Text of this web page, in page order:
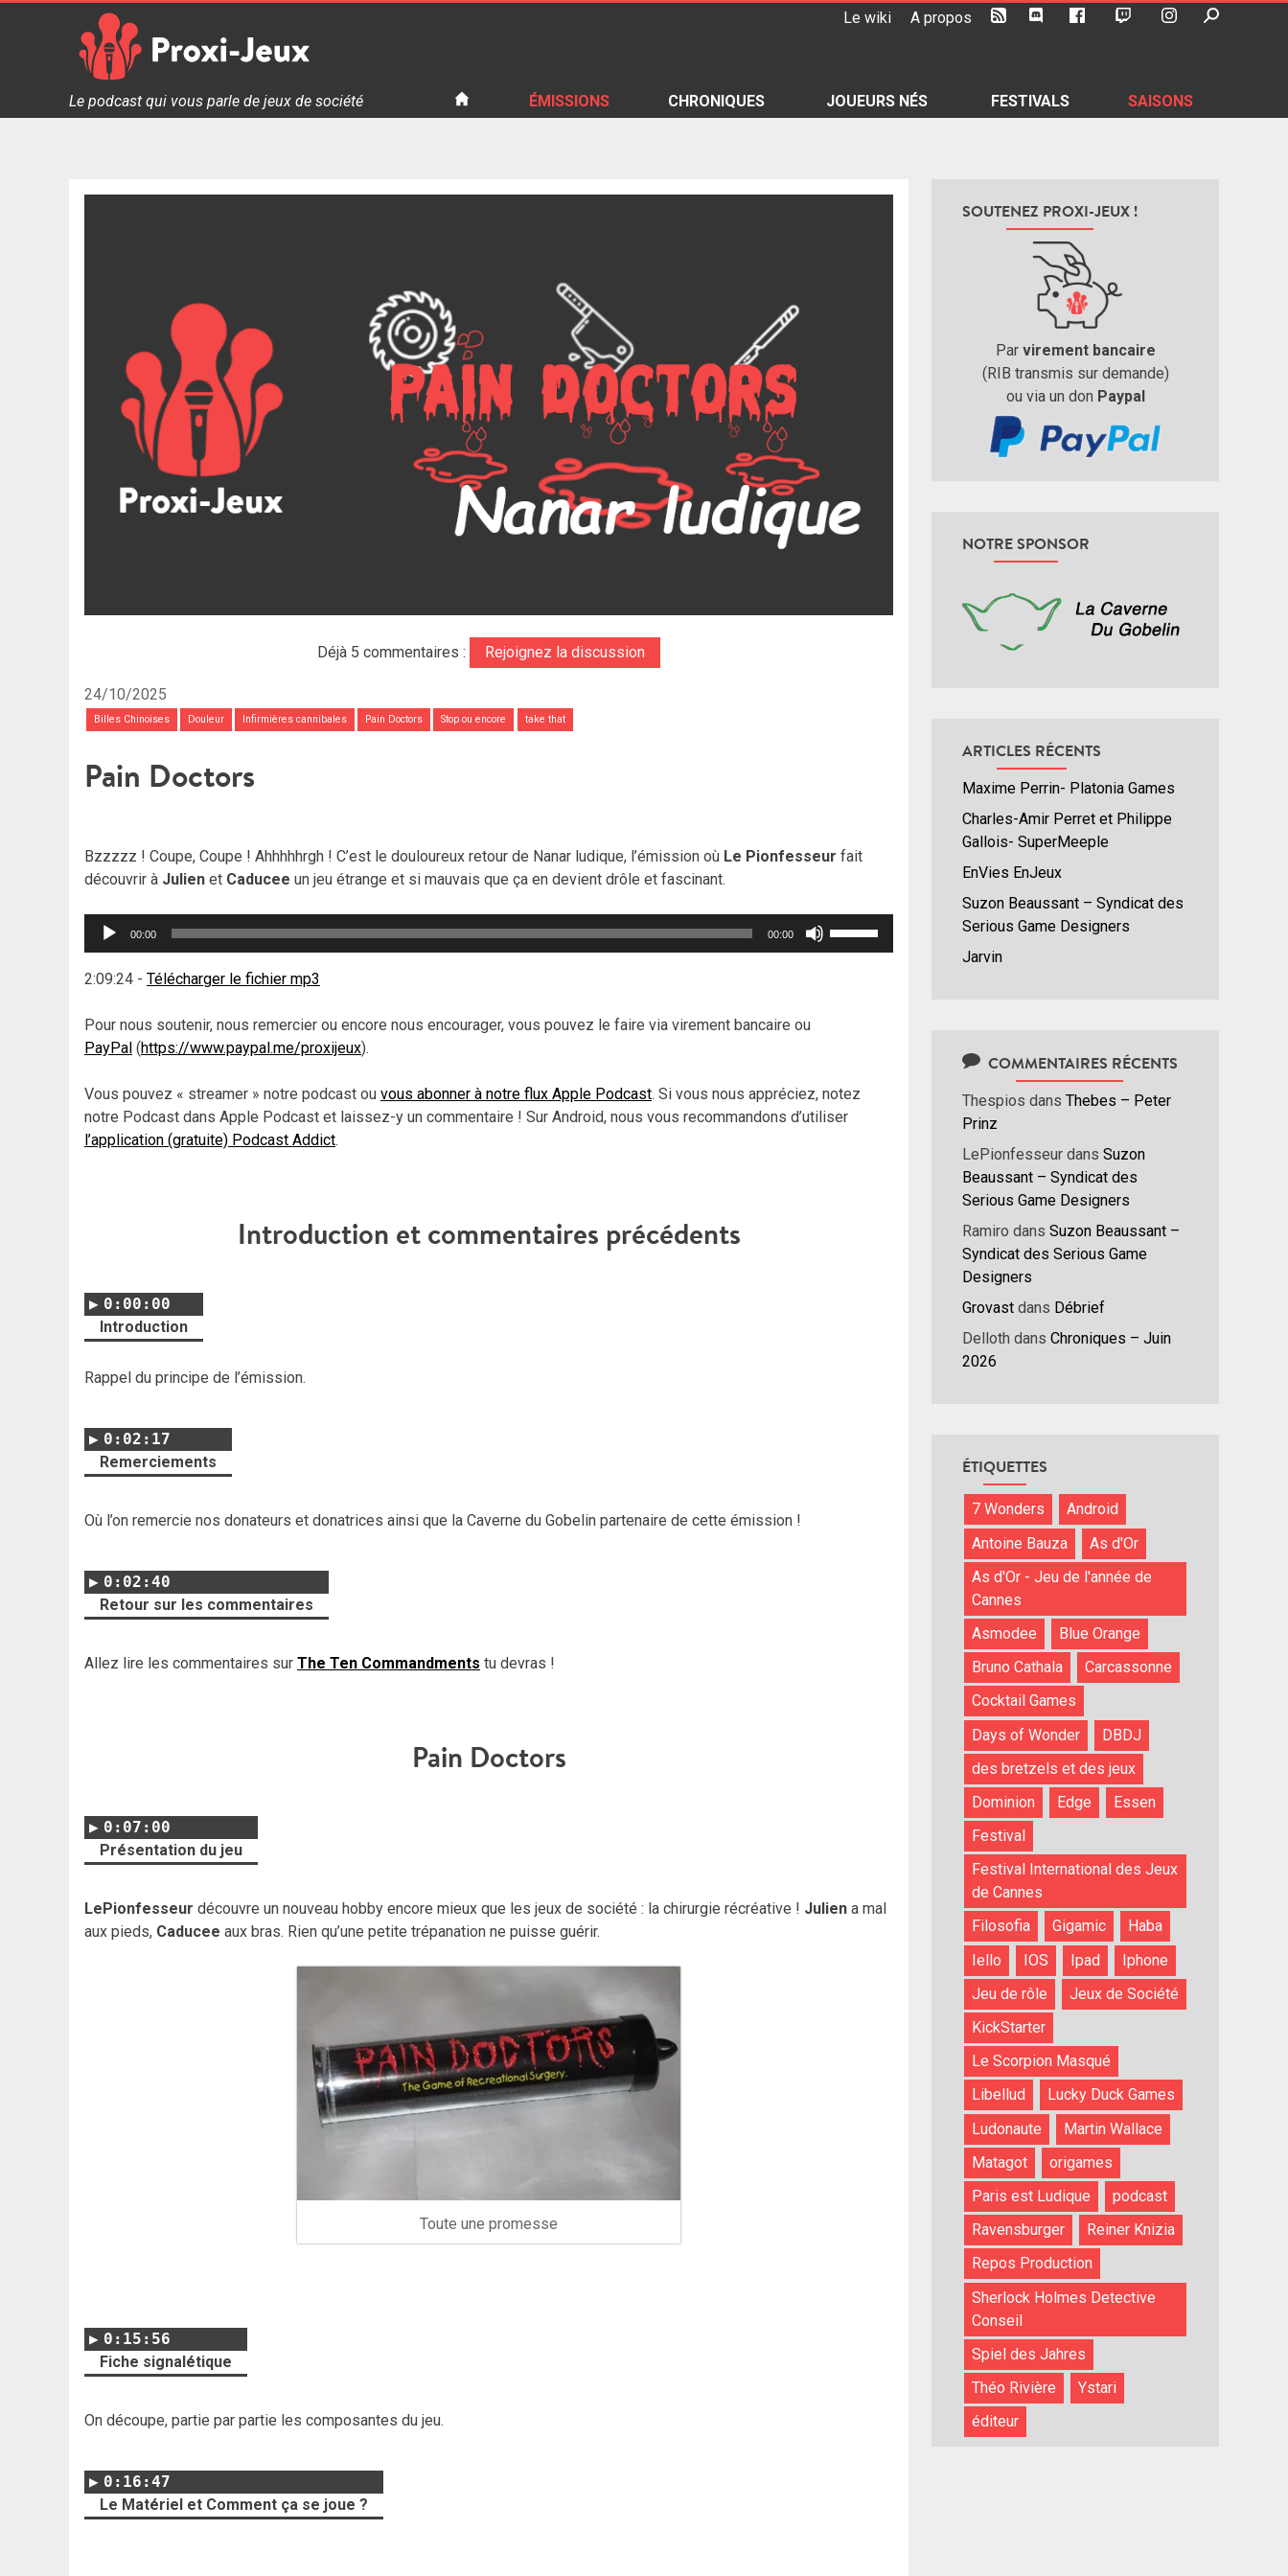
Le wiki A propos
Proxi Jeux - Le podcast qui vous parle de jeux de société
Le podcast qui vous parle de jeux de société ÉMISSIONS CHRONIQUES JOUEURS NÉS FESTIVALS SAISONS
Déjà 5 commentaires : Rejoignez la discussion
24/10/2025
Billes Chinoises Douleur Infirmières cannibales Pain Doctors Stop ou encore take that
Pain Doctors
Bzzzzz ! Coupe, Coupe ! Ahhhhhrgh ! C’est le douloureux retour de Nanar ludique, l’émission où Le Pionfesseur fait
découvrir à Julien et Caducee un jeu étrange et si mauvais que ça en devient drôle et fascinant.
Lecteur
00:00 00:00
diminuer
2:09:24 - Télécharger le fichier mp3
Pour nous soutenir, nous remercier ou encore nous encourager, vous pouvez le faire via virement bancaire ou
PayPal (https://www.paypal.me/proxijeux).
Vous pouvez « streamer » notre podcast ou vous abonner à notre flux Apple Podcast. Si vous nous appréciez, notez
notre Podcast dans Apple Podcast et laissez-y un commentaire ! Sur Android, nous vous recommandons d’utiliser
l’application (gratuite) Podcast Addict.
Introduction et commentaires précédents
0:00:00
Introduction
Rappel du principe de l’émission.
0:02:17
Remerciements
Où l’on remercie nos donateurs et donatrices ainsi que la Caverne du Gobelin partenaire de cette émission !
0:02:40
Retour sur les commentaires
Allez lire les commentaires sur The Ten Commandments tu devras !
Pain Doctors
0:07:00
Présentation du jeu
LePionfesseur découvre un nouveau hobby encore mieux que les jeux de société : la chirurgie récréative ! Julien a mal
aux pieds, Caducee aux bras. Rien qu’une petite trépanation ne puisse guérir.
Toute une promesse
0:15:56
Fiche signalétique
On découpe, partie par partie les composantes du jeu.
0:16:47
Le Matériel et Comment ça se joue ?
SOUTENEZ PROXI-JEUX !
Par virement bancaire
(RIB transmis sur demande)
ou via un don Paypal
NOTRE SPONSOR
ARTICLES RÉCENTS
Maxime Perrin- Platonia Games
Charles-Amir Perret et Philippe
Gallois- SuperMeeple
EnVies EnJeux
Suzon Beaussant – Syndicat des
Serious Game Designers
Jarvin
COMMENTAIRES RÉCENTS
Thespios dans Thebes – Peter
Prinz
LePionfesseur dans Suzon
Beaussant – Syndicat des
Serious Game Designers
Ramiro dans Suzon Beaussant –
Syndicat des Serious Game
Designers
Grovast dans Débrief
Delloth dans Chroniques – Juin
2026
ÉTIQUETTES
7 Wonders
Android
Antoine Bauza
As d'Or
As d'Or - Jeu de l'année de
Cannes
Asmodee
Blue Orange
Bruno Cathala
Carcassonne
Cocktail Games
Days of Wonder
DBDJ
des bretzels et des jeux
Dominion
Edge
Essen
Festival
Festival International des Jeux
de Cannes
Filosofia
Gigamic
Haba
Iello
IOS Ipad
Iphone
Jeu de rôle
Jeux de Société
KickStarter
Le Scorpion Masqué
Libellud
Lucky Duck Games
Ludonaute
Martin Wallace
Matagot
origames
Paris est Ludique
podcast
Ravensburger
Reiner Knizia
Repos Production
Sherlock Holmes Detective
Conseil
Spiel des Jahres
Théo Rivière
Ystari
éditeur